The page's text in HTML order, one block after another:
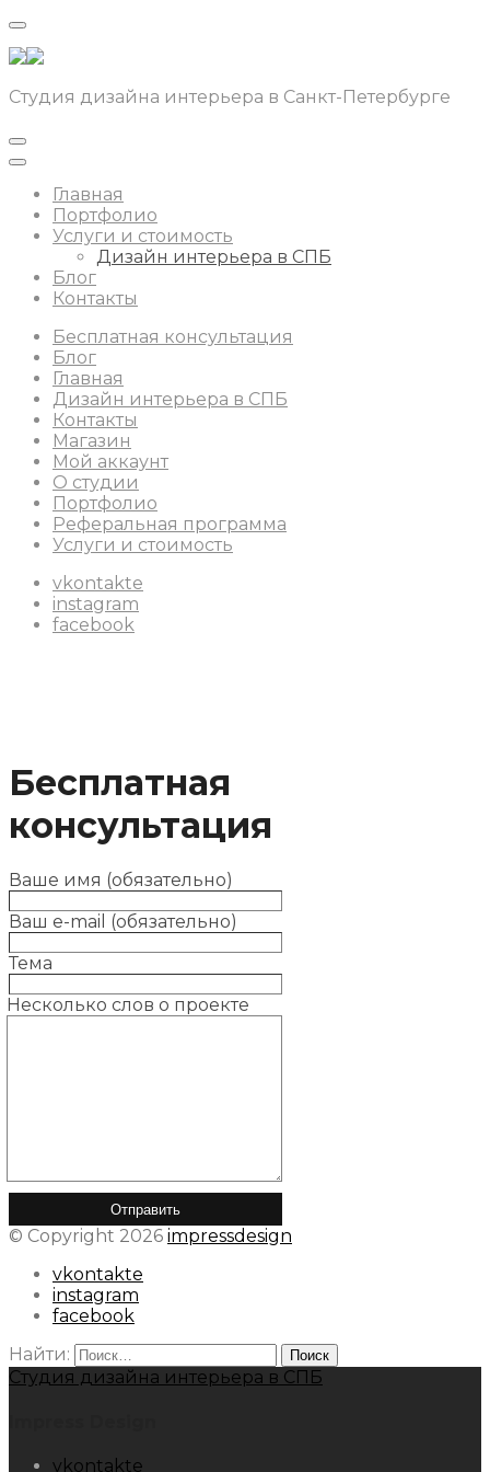
Студия дизайна интерьера в Санкт-Петербурге
Главная
Портфолио
Услуги и стоимость
Дизайн интерьера в СПБ
Блог
Контакты
Бесплатная консультация
Блог
Главная
Дизайн интерьера в СПБ
Контакты
Магазин
Мой аккаунт
О студии
Портфолио
Реферальная программа
Услуги и стоимость
vkontakte
instagram
facebook
Бесплатная
консультация
Ваше имя (обязательно)
Ваш e-mail (обязательно)
Тема
Несколько слов о проекте
© Copyright 2026 impressdesign
vkontakte
instagram
facebook
Найти:
Студия дизайна интерьера в СПБ
vkontakte